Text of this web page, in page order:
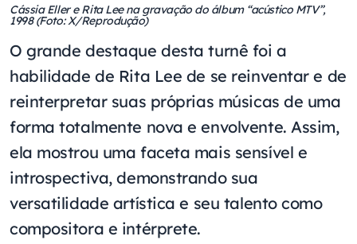
Cássia Eller e Rita Lee na gravação do álbum “acústico MTV”,
1998 (Foto: X/Reprodução)
O grande destaque desta turnê foi a
habilidade de Rita Lee de se reinventar e de
reinterpretar suas próprias músicas de uma
forma totalmente nova e envolvente. Assim,
ela mostrou uma faceta mais sensível e
introspectiva, demonstrando sua
versatilidade artística e seu talento como
compositora e intérprete.